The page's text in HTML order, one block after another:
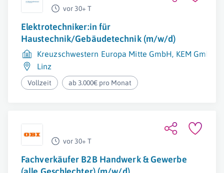
vor 30+ T
Elektrotechniker:in für
Haustechnik/Gebäudetechnik (m/w/d)
Kreuzschwestern Europa Mitte GmbH, KEM GmbH
Linz
Vollzeit ab 3.000€ pro Monat
vor 30+ T
Fachverkäufer B2B Handwerk & Gewerbe